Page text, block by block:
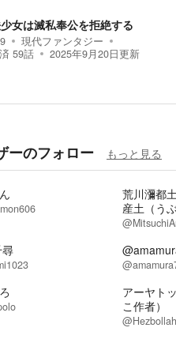
女は滅私奉公を拒絶する
現代ファンタジー
59話 2025年9月20日更新
ーのフォロー もっと見る
荒川瀰都
産土（う
アーヤト
こ作者）
@Hezbollah